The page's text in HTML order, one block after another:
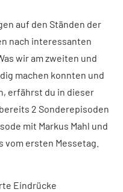
auf den Ständen der
nach interessanten
wir am zweiten und
machen konnten und
erfährst du in dieser
2 Sonderepisoden
mit Markus Mahl und
ersten Messetag.
Eindrücke